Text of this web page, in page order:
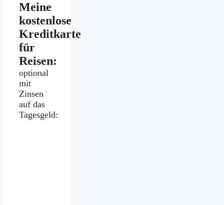
Meine
kostenlose
Kreditkarte
für
Reisen:
optional
mit
Zinsen
auf das
Tagesgeld: